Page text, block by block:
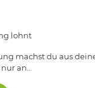
lohnt
machst du aus
an…